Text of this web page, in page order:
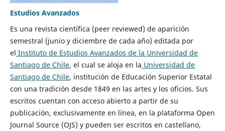
Estudios Avanzados
Es una revista científica (peer reviewed) de aparición
semestral (junio y diciembre de cada año) editada por
el Instituto de Estudios Avanzados de la Universidad de
Santiago de Chile, el cual se aloja en la Universidad de
Santiago de Chile, institución de Educación Superior Estatal
con una tradición desde 1849 en las artes y los oficios. Sus
escritos cuentan con acceso abierto a partir de su
publicación, exclusivamente en línea, en la plataforma Open
Journal Source (OJS) y pueden ser escritos en castellano,